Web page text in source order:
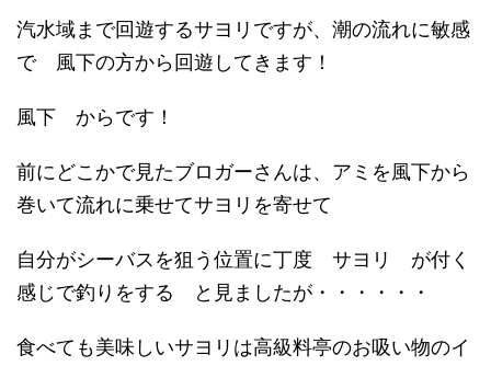
汽水域まで回遊するサヨリですが、潮の流れに敏感
で 風下の方から回遊してきます！
風下 からです！
前にどこかで見たブロガーさんは、アミを風下から
巻いて流れに乗せてサヨリを寄せて
自分がシーバスを狙う位置に丁度 サヨリ が付く
感じで釣りをする と見ましたが・・・・・・
食べても美味しいサヨリは高級料亭のお吸い物のイ